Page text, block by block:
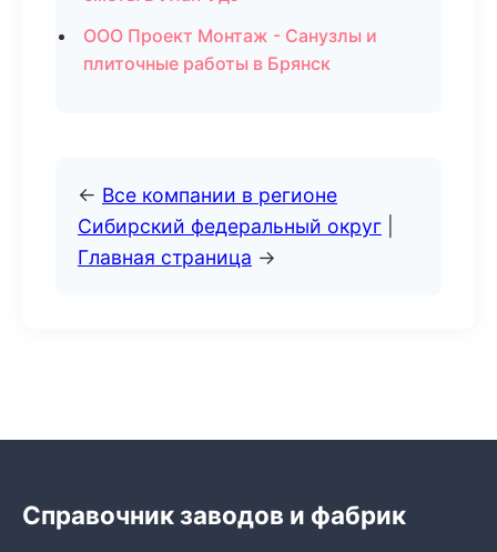
ООО Проект Монтаж - Санузлы и
плиточные работы в Брянск
← Все компании в регионе
Сибирский федеральный округ
Главная страница →
Справочник заводов и фабрик